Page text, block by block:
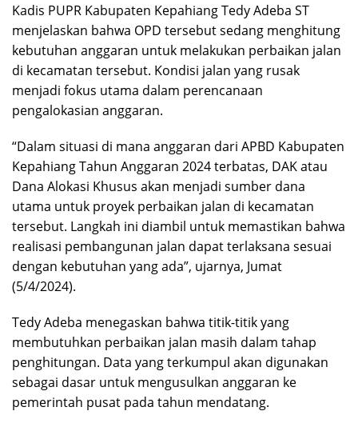
Kadis PUPR Kabupaten Kepahiang Tedy Adeba ST
menjelaskan bahwa OPD tersebut sedang menghitung
kebutuhan anggaran untuk melakukan perbaikan jalan
di kecamatan tersebut. Kondisi jalan yang rusak
menjadi fokus utama dalam perencanaan
pengalokasian anggaran.
“Dalam situasi di mana anggaran dari APBD Kabupaten
Kepahiang Tahun Anggaran 2024 terbatas, DAK atau
Dana Alokasi Khusus akan menjadi sumber dana
utama untuk proyek perbaikan jalan di kecamatan
tersebut. Langkah ini diambil untuk memastikan bahwa
realisasi pembangunan jalan dapat terlaksana sesuai
dengan kebutuhan yang ada”, ujarnya, Jumat
(5/4/2024).
Tedy Adeba menegaskan bahwa titik-titik yang
membutuhkan perbaikan jalan masih dalam tahap
penghitungan. Data yang terkumpul akan digunakan
sebagai dasar untuk mengusulkan anggaran ke
pemerintah pusat pada tahun mendatang.